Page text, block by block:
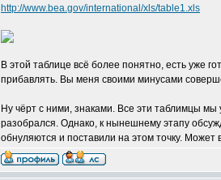
http://www.bea.gov/international/xls/table1.xls
В этой таблице всё более понятно, есть уже
прибавлять. Вы меня своими минусами
Ну чёрт с ними, знаками. Все эти таблимцы
разобрался. Однако, к нынешнему этапу
обнуляются и поставили на этом точку. Может